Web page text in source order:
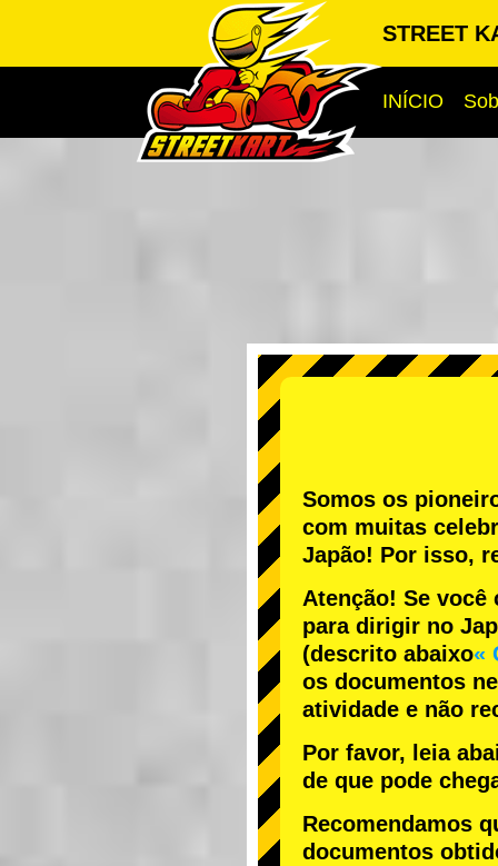
STREET
INÍCIO
Somos os
com muitas
Japão! Por isso,
Atenção! Se
para dirigir no
(descrito abaixo«
os documentos
atividade e não
Por favor, leia
de que pode
Recomendamos
documentos